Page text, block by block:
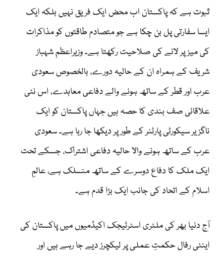
ثبوت ہے کہ پاکستان اب محض ایک فریق نہیں بلکہ ایک
ایسا سفارتی پل بن چکا ہے جو متصادم طاقتوں کو مذاکرات
کی میز پر لانے کی صلاحیت رکھتا ہے۔ وزیراعظم شہباز
شریف کے ہمراہ ان کے حالیہ دورے، بالخصوص سعودی
عرب اور قطر کے ساتھ ہونے والے دفاعی معاہدے، اس نئی
علاقائی صف بندی کا حصہ ہیں جہاں پاکستان کو ایک
ناگزیر سیکورٹی پارٹنر کے طور پر دیکھا جا رہا ہے۔ سعودی
عرب کے ساتھ ہونے والا حالیہ دفاعی اشتراک، جسکے تحت
ایک ملک کا دفاع دوسرے کے ساتھ منسلک ہے، عالمِ
اسلام کے اتحاد کی جانب ایک بڑا قدم ہے۔
آج دنیا بھر کی ملٹری اسٹرٹیجک اکیڈمیوں میں پاکستان کی
اینٹی رفال حکمتِ عملی پر لیکچرز دیے جا رہے ہیں اور